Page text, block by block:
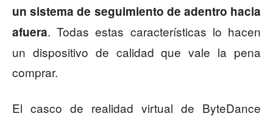
un sistema de seguimiento de adentro hacia
afuera. Todas estas características lo hacen
un dispositivo de calidad que vale la pena
comprar.
El casco de realidad virtual de ByteDance